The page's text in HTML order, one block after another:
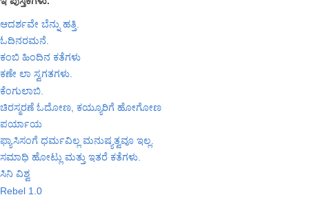
ಆದರ್ಶವೇ ಬೆನ್ನು ಹತ್ತಿ.
ಓದಿನರಮನೆ.
ಕಂಬಿ ಹಿಂದಿನ ಕತೆಗಳು
ಕಣೇ ಲಾ ಸ್ವಗತಗಳು.
ಕೆಂಗುಲಾಬಿ.
ಚಿರಸ್ಮರಣೆ ಓದೋಣ, ಕಯ್ಯೂರಿಗೆ ಹೋಗೋಣ
ಪರ್ಯಾಯ
ಫ್ಯಾಸಿಸಂಗೆ ಧರ್ಮವಿಲ್ಲ ಮನುಷ್ಯತ್ವವೂ ಇಲ್ಲ.
ಸಮಾಧಿ ಹೋಟ್ಲು ಮತ್ತು ಇತರೆ ಕತೆಗಳು.
ಸಿನಿ ವಿಶ್ವ
Rebel 1.0